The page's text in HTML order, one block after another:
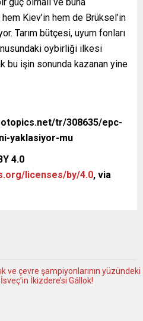
Kiev’in hem de Brüksel’in
Tarım bütçesi, uyum fonları
oybirliği ilkesi
bu işin sonunda kazanan yine
tr/308635/epc-
yaklasiyor-mu
4.0
licenses/by/4.0, via